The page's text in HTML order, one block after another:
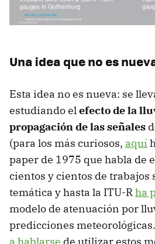
Una idea que no es
Esta idea no es nueva: se
estudiando elefecto de la
propagación de las señales
(para los más curiosos, aquí
paper de 1975 que habla de
cientos y cientos de trabajos
temática y hasta la ITU-Rha
modelo de atenuación por
predicciones
a hablarse de utilizar estos